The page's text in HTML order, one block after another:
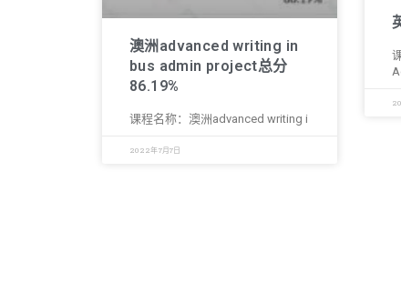
澳洲advanced writing in
bus admin project总分
86.19%
课程名称：澳洲advanced writing i
2022年7月7日